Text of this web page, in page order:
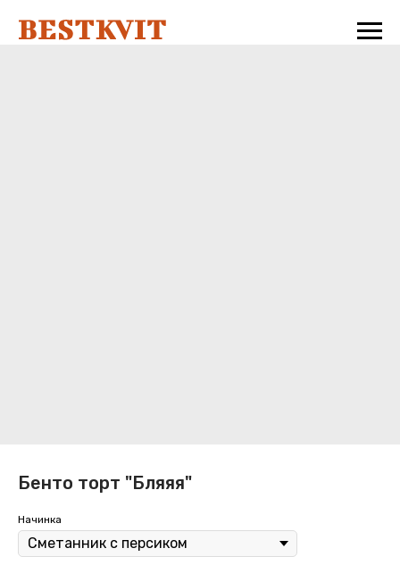
Бенто торт "Бляяя"
Начинка